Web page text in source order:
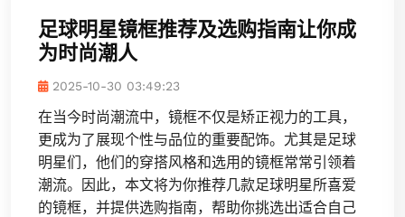
足球明星镜框推荐及选购指南让你成
为时尚潮人
2025-10-30 03:49:23
在当今时尚潮流中，镜框不仅是矫正视力的工具，
更成为了展现个性与品位的重要配饰。尤其是足球
明星们，他们的穿搭风格和选用的镜框常常引领着
潮流。因此，本文将为你推荐几款足球明星所喜爱
的镜框，并提供选购指南，帮助你挑选出适合自己